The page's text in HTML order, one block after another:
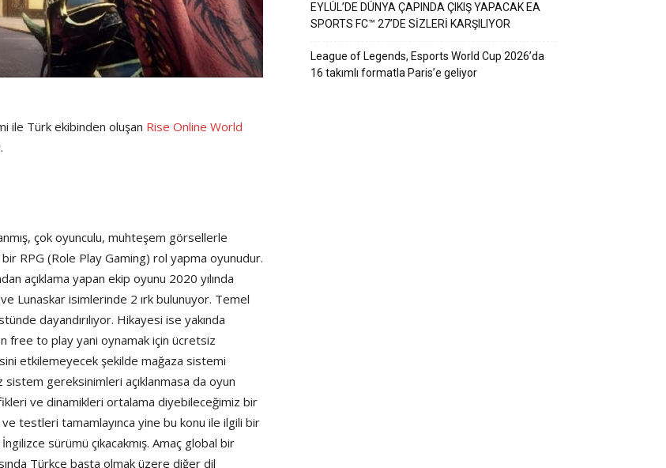
ile Türk ekibinden oluşan Rise Online World
çok oyunculu, muhteşem görsellerle
RPG (Role Play Gaming) rol yapma oyunudur.
açıklama yapan ekip oyunu 2020 yılında
Lunaskar isimlerinde 2 ırk bulunuyor. Temel
dayandırılıyor. Hikayesi ise yakında
free to play yani oynamak için ücretsiz
etkilemeyecek şekilde mağaza sistemi
sistem gereksinimleri açıklanmasa da oyun
ve dinamikleri ortalama diyebileceğimiz bir
testleri tamamlayınca yine bu konu ile ilgili bir
sürümü çıkacakmış. Amaç global bir
Türkçe başta olmak üzere diğer dil
EYLÜL’DE DÜNYA ÇAPINDA ÇIKIŞ YAPACAK EA
SPORTS FC™ 27’DE SİZLERİ KARŞILIYOR
League of Legends, Esports World Cup 2026’da
16 takımlı formatla Paris’e geliyor